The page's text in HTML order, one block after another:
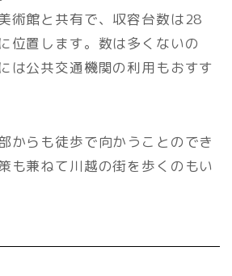
術館と共有で、収容台数は28
位置します。数は多くないの
は公共交通機関の利用もおすす
からも徒歩で向かうことのでき
も兼ねて川越の街を歩くのもい